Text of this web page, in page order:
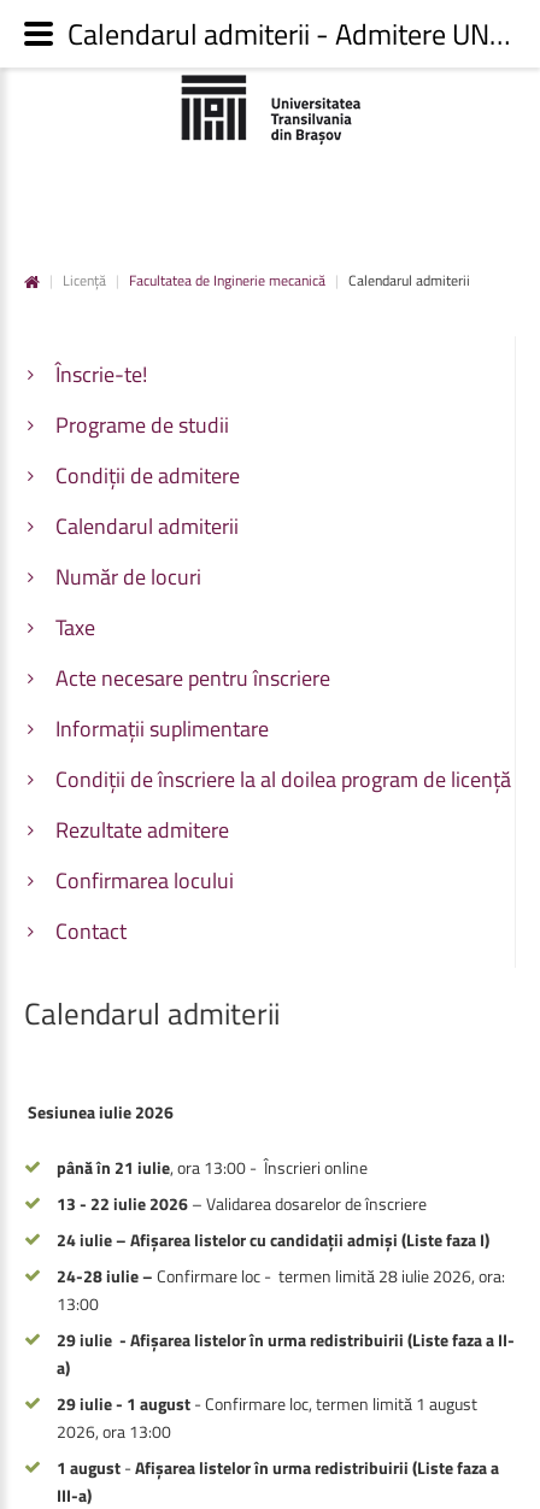
| Licență | Facultatea de Inginerie mecanică | Calendarul admiterii
Înscrie-te!
Programe de studii
Condiții de admitere
Calendarul admiterii
Număr de locuri
Taxe
Acte necesare pentru înscriere
Informații suplimentare
Condiții de înscriere la al doilea program de licență
Rezultate admitere
Confirmarea locului
Contact
Calendarul admiterii
Sesiunea iulie 2026
până în 21 iulie, ora 13:00 - Înscrieri online
13 - 22 iulie 2026– Validarea dosarelor de înscriere
24 iulie – Afișarea listelor cu candidații admiși (Liste faza I)
24-28 iulie –Confirmare loc - termen limită 28 iulie 2026, ora:
13:00
29 iulie - Afișarea listelor în urma redistribuirii (Liste faza a II-
a)
29 iulie - 1 august- Confirmare loc, termen limită 1 august
2026, ora 13:00
1 august-Afișarea listelor în urma redistribuirii(Liste faza a
III-a)
Calendarul admiterii - Admitere UNITBV